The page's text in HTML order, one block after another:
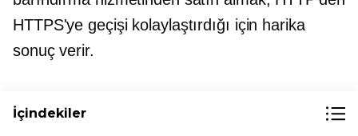
HTTPS'ye geçişi kolaylaştırdığı için harika
sonuç verir.
İşte bazı popüler seçenekler:
İçindekiler